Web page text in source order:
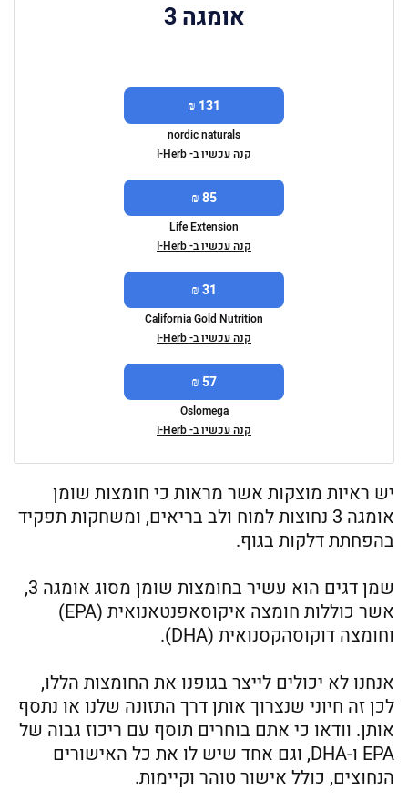
אומגה 3
131 ₪
nordic naturals
קנה עכשיו ב- I-Herb
85 ₪
Life Extension
קנה עכשיו ב- I-Herb
31 ₪
California Gold Nutrition
קנה עכשיו ב- I-Herb
57 ₪
Oslomega
קנה עכשיו ב- I-Herb
יש ראיות מוצקות אשר מראות כי חומצות שומן
אומגה 3 נחוצות למוח ולב בריאים, ומשחקות תפקיד
בהפחתת דלקות בגוף.
שמן דגים הוא עשיר בחומצות שומן מסוג אומגה 3,
אשר כוללות חומצה איקוסאפנטאנואית (EPA)
וחומצה דוקוסהקסנואית (DHA).
אנחנו לא יכולים לייצר בגופנו את החומצות הללו,
לכן זה חיוני שנצרוך אותן דרך התזונה שלנו או נתסף
אותן. וודאו כי אתם בוחרים תוסף עם ריכוז גבוה של
EPA ו-DHA, וגם אחד שיש לו את כל האישורים
הנחוצים, כולל אישור טוהר וקיימות.